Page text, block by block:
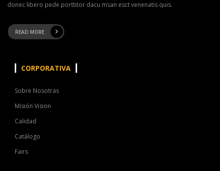
donec libero pede porttitor dacu msan esct venenatis quis.
READ MORE
CORPORATIVA
Sobre Nosotras
Misión Vision
Calidad
Catálogo
Fairs